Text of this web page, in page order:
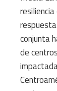
conjunta
de